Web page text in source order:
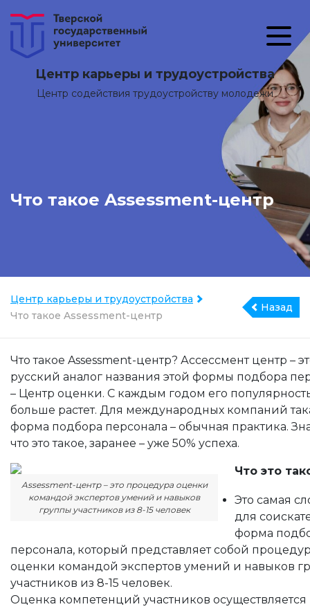
Центр карьеры и трудоустройства
Центр содействия трудоустройству молодежи
Что такое Assessment-центр
Центр карьеры и трудоустройства
Что такое Assessment-центр
Назад
Что такое Assessment-центр? Ассессмент центр –
русский аналог названия этой формы подбора
– Центр оценки. С каждым годом его
больше растет. Для международных компаний
форма подбора персонала – обычная практика.
что это такое, заранее – уже 50% успеха.
Assessment-центр – это процедура оценки
командой экспертов умений и навыков
группы участников из 8-15 человек
Что это
Это самая
для
форма
персонала, который представляет собой
оценки командой экспертов умений и навыков
участников из 8-15 человек.
Оценка компетенций участников осуществляется